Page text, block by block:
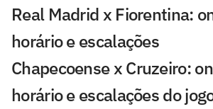
Real Madrid x Fiorentina:
horário e escalações
Chapecoense x Cruzeiro:
horário e escalações do